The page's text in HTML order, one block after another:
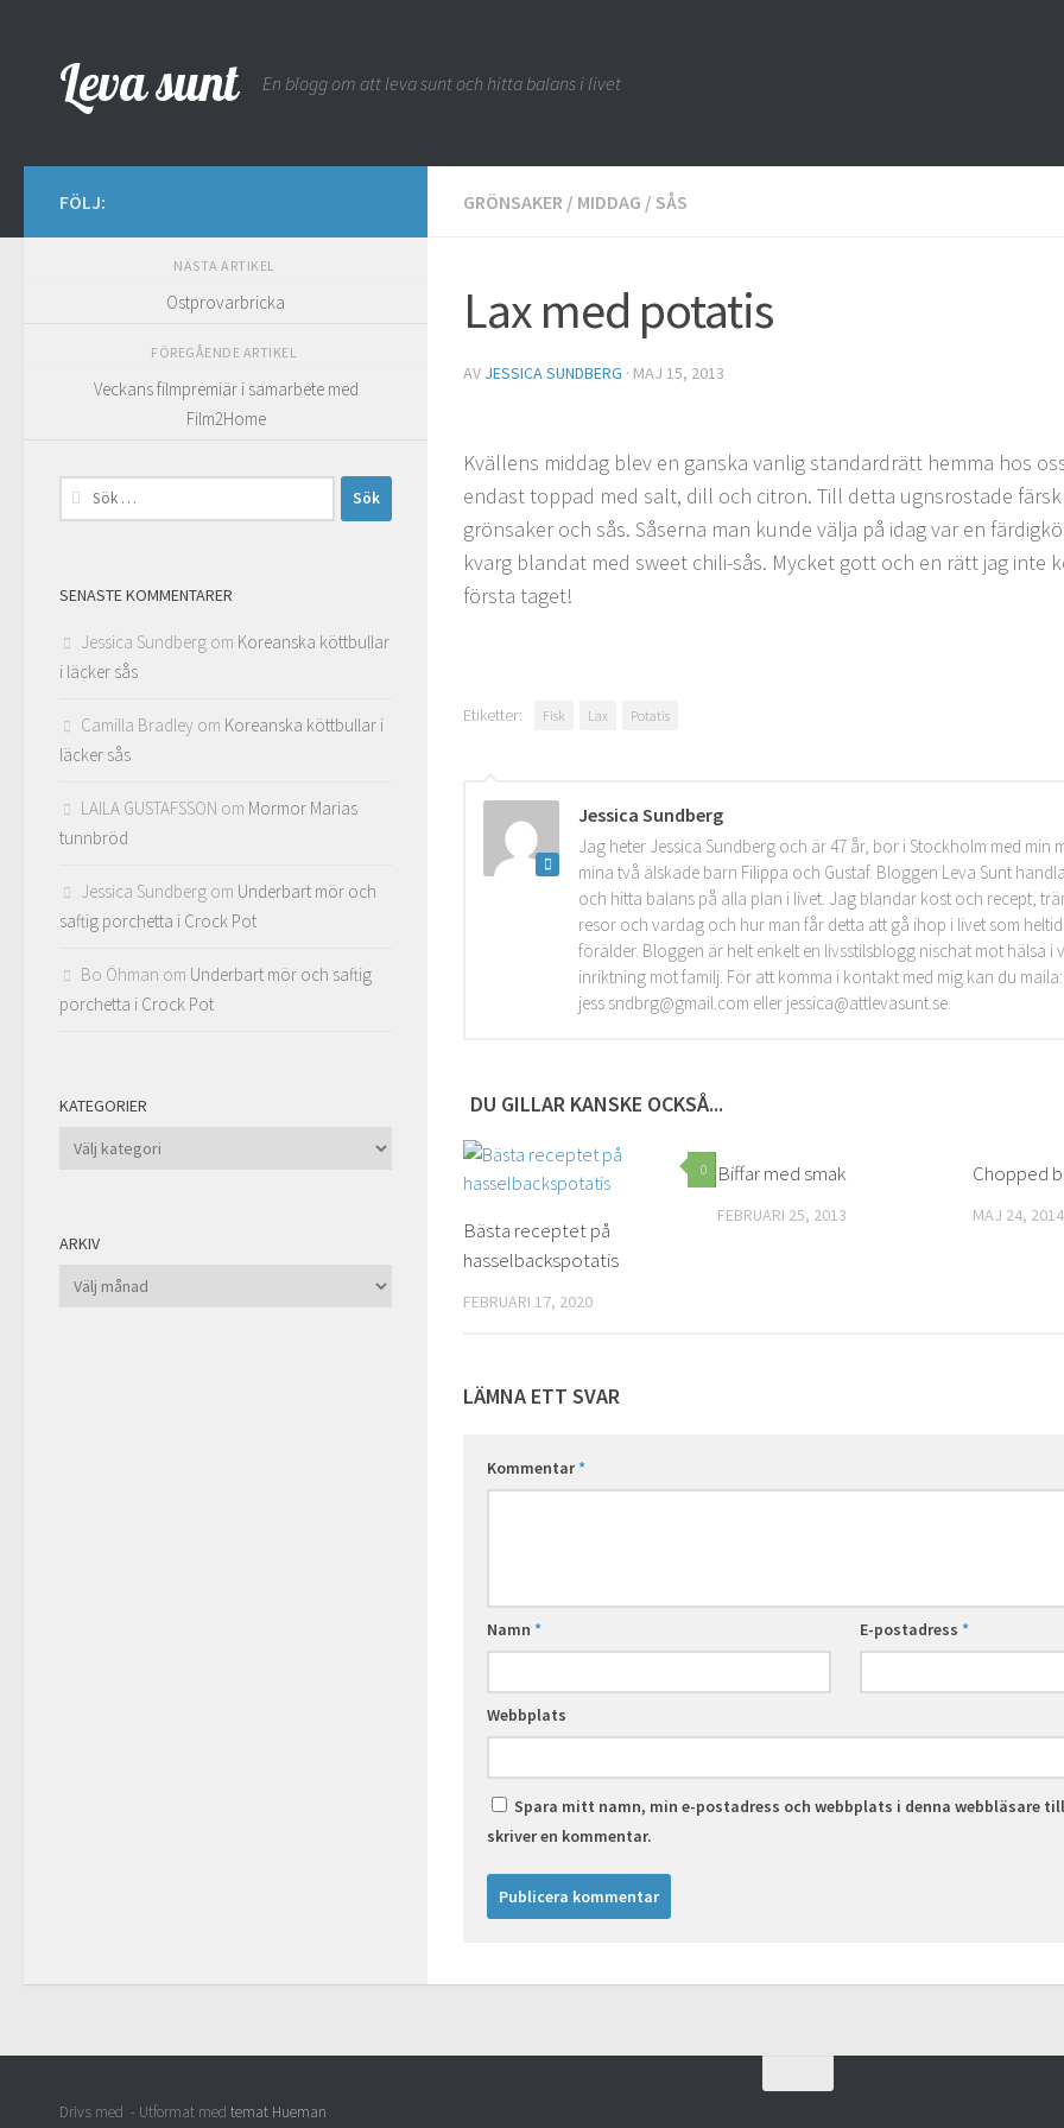
Leva sunt En blogg om att leva sunt och hitta balans i livet
GRÖNSAKER / MIDDAG / SÅS
Lax med potatis
AV JESSICA SUNDBERG · MAJ 15, 2013
Kvällens middag blev en ganska vanlig standardrätt hemma hos
endast toppad med salt, dill och citron. Till detta ugnsrostade
grönsaker och sås. Såserna man kunde välja på idag var en
kvarg blandat med sweet chili-sås. Mycket gott och en rätt jag inte
första taget!
Etiketter: Fisk Lax Potatis
Jessica Sundberg
Jag heter Jessica Sundberg och är 47 år, bor i Stockholm med min
mina två älskade barn Filippa och Gustaf. Bloggen Leva Sunt
och hitta balans på alla plan i livet. Jag blandar kost och recept,
resor och vardag och hur man får detta att gå ihop i livet som
förälder. Bloggen är helt enkelt en livsstilsblogg nischat mot hälsa i
inriktning mot familj. För att komma i kontakt med mig kan du maila:
jess.sndbrg@gmail.com eller jessica@attlevasunt.se.
DU GILLAR KANSKE OCKSÅ...
0
Bästa receptet på
hasselbackspotatis
FEBRUARI 17, 2020
Biffar med smak
FEBRUARI 25, 2013
Chopped
MAJ 24, 2014
LÄMNA ETT SVAR
Kommentar*
Namn * E-postadress*
Webbplats
Spara mitt namn, min e-postadress och webbplats i denna webbläsare
skriver en kommentar.
FÖLJ:
NÄSTA ARTIKEL
Ostprovarbricka
FÖREGÅENDE ARTIKEL
Veckans filmpremiär i samarbete med
Film2Home
Sök
efter:
SENASTE KOMMENTARER
Jessica Sundberg om Koreanska köttbullar
i läcker sås
Camilla Bradley om Koreanska köttbullar i
läcker sås
LAILA GUSTAFSSON om Mormor Marias
tunnbröd
Jessica Sundberg om Underbart mör och
saftig porchetta i Crock Pot
Bo Öhman om Underbart mör och saftig
porchetta i Crock Pot
KATEGORIER
Kategorier
ARKIV
Arkiv
Drivs med - Utformat med temat Hueman